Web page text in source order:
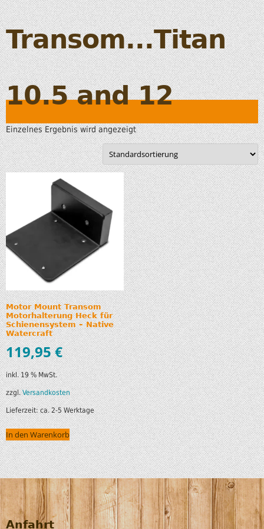
Transom...Titan
10.5 and 12
Einzelnes Ergebnis wird angezeigt
Motor Mount Transom
Motorhalterung Heck für
Schienensystem – Native
Watercraft
119,95€
inkl. 19 % MwSt.
zzgl.Versandkosten
Lieferzeit:ca. 2-5 Werktage
In den Warenkorb
Anfahrt